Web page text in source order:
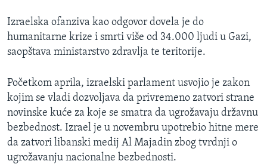
Izraelska ofanziva kao odgovor dovela je do
humanitarne krize i smrti više od 34.000 ljudi u Gazi,
saopštava ministarstvo zdravlja te teritorije.
Početkom aprila, izraelski parlament usvojio je zakon
kojim se vladi dozvoljava da privremeno zatvori strane
novinske kuće za koje se smatra da ugrožavaju državnu
bezbednost. Izrael je u novembru upotrebio hitne mere
da zatvori libanski medij Al Majadin zbog tvrdnji o
ugrožavanju nacionalne bezbednosti.